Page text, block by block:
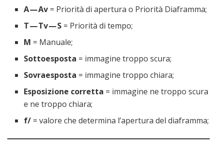
A — Av = Priorità di apertura o Priorità Diaframma;
T — Tv — S = Priorità di tempo;
M = Manuale;
Sottoesposta = immagine troppo scura;
Sovraesposta = immagine troppo chiara;
Esposizione corretta = immagine ne troppo scura
e ne troppo chiara;
f/ = valore che determina l’apertura del diaframma;